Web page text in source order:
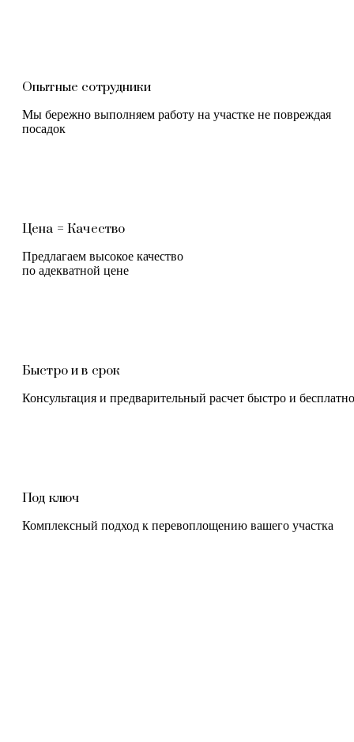
Опытные сотрудники
Мы бережно выполняем работу на участке не повреждая
посадок
Цена = Качество
Предлагаем высокое качество
по адекватной цене
Быстро и в срок
Консультация и предварительный расчет быстро и бесплатно
Под ключ
Комплексный подход к перевоплощению вашего участка